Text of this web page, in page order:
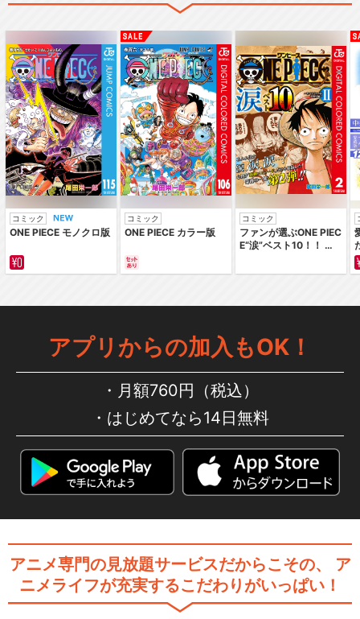
コミック
ONE PIECE モノクロ版
コミック
ONE PIECE カラー版
コミック
ファンが選ぶONE PIEC
E“涙”ベスト10！！ ～
編～ カラー版
アプリからの加入もOK！
月額760円（税込）
はじめてなら14日無料
アニメ専門の見放題サービスだからこその、
ア
ニメライフが充実するこだわりがいっぱい！